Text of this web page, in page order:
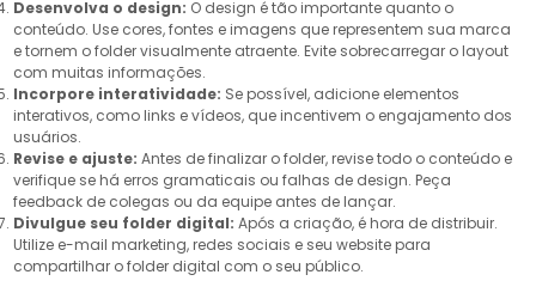
Desenvolva o design: O design é tão importante quanto o
conteúdo. Use cores, fontes e imagens que representem sua marca
e tornem o folder visualmente atraente. Evite sobrecarregar o layout
com muitas informações.
Incorpore interatividade: Se possível, adicione elementos
interativos, como links e vídeos, que incentivem o engajamento dos
usuários.
Revise e ajuste: Antes de finalizar o folder, revise todo o conteúdo e
verifique se há erros gramaticais ou falhas de design. Peça
feedback de colegas ou da equipe antes de lançar.
Divulgue seu folder digital: Após a criação, é hora de distribuir.
Utilize e-mail marketing, redes sociais e seu website para
compartilhar o folder digital com o seu público.